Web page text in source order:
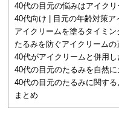
40代の目元の悩みはアイク
40代向け | 目元の年齢対策
アイクリームを塗るタイミン
たるみを防ぐアイクリーム
40代がアイクリームと併用
40代の目元のたるみを自然
40代の目元のたるみに関す
まとめ